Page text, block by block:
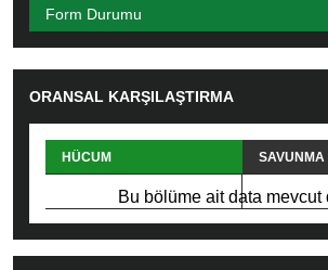
Form Durumu
ORANSAL KARŞILAŞTIRMA
HÜCUM SAVUNMA
FAUL
Bu bölüme ait data mevcut